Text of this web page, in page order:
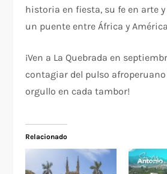
historia en fiesta, su fe en arte
un puente entre África y
¡Ven a La Quebrada en
contagiar del pulso
orgullo en cada tambor!
Relacionado